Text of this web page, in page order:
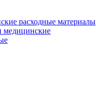
расходные материалы
медицинские